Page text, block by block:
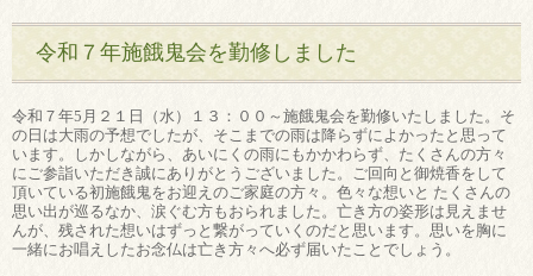
令和７年施餓鬼会を勤修しました
令和７年5月２１日（水）１３：００～施餓鬼会を勤修いたしました。そ
の日は大雨の予想でしたが、そこまでの雨は降らずによかったと思って
います。しかしながら、あいにくの雨にもかかわらず、たくさんの方々
にご参詣いただき誠にありがとうございました。ご回向と御焼香をして
頂いている初施餓鬼をお迎えのご家庭の方々。色々な想いと たくさんの
思い出が巡るなか、涙ぐむ方もおられました。亡き方の姿形は見えませ
んが、残された想いはずっと繋がっていくのだと思います。思いを胸に
一緒にお唱えしたお念仏は亡き方々へ必ず届いたことでしょう。